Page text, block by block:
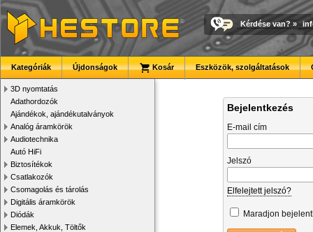
Kérdése van? »
Kategóriák Újdonságok Kosár Eszközök, szolgáltatások
3D nyomtatás
Adathordozók
Ajándékok, ajándékutalványok
Analóg áramkörök
Audiotechnika
Autó HiFi
Biztosítékok
Csatlakozók
Csomagolás és tárolás
Digitális áramkörök
Diódák
Elemek, Akkuk, Töltők
Bejelentkezés
E-mail cím
Jelszó
Elfelejtett jelszó?
Maradjon